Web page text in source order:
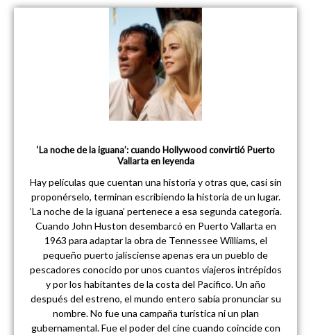
‘La noche de la iguana’: cuando Hollywood convirtió Puerto
Vallarta en leyenda
Hay películas que cuentan una historia y otras que, casi sin
proponérselo, terminan escribiendo la historia de un lugar.
‘La noche de la iguana’ pertenece a esa segunda categoría.
Cuando John Huston desembarcó en Puerto Vallarta en
1963 para adaptar la obra de Tennessee Williams, el
pequeño puerto jalisciense apenas era un pueblo de
pescadores conocido por unos cuantos viajeros intrépidos
y por los habitantes de la costa del Pacífico. Un año
después del estreno, el mundo entero sabía pronunciar su
nombre. No fue una campaña turística ni un plan
gubernamental. Fue el poder del cine cuando coincide con